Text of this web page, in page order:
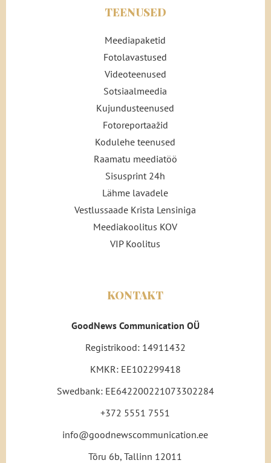
TEENUSED
Meediapaketid
Fotolavastused
Videoteenused
Sotsiaalmeedia
Kujundusteenused
Fotoreportaažid
Kodulehe teenused
Raamatu meediatöö
Sisusprint 24h
Lähme lavadele
Vestlussaade Krista Lensiniga
Meediakoolitus KOV
VIP Koolitus
KONTAKT
GoodNews Communication OÜ
Registrikood: 14911432
KMKR: EE102299418
Swedbank: EE642200221073302284
+372 5551 7551
info@goodnewscommunication.ee
Tõru 6b, Tallinn 12011